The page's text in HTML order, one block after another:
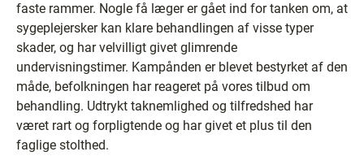
faste rammer. Nogle få læger er gået ind for tanken om, at
sygeplejersker kan klare behandlingen af visse typer
skader, og har velvilligt givet glimrende
undervisningstimer. Kampånden er blevet bestyrket af den
måde, befolkningen har reageret på vores tilbud om
behandling. Udtrykt taknemlighed og tilfredshed har
været rart og forpligtende og har givet et plus til den
faglige stolthed.